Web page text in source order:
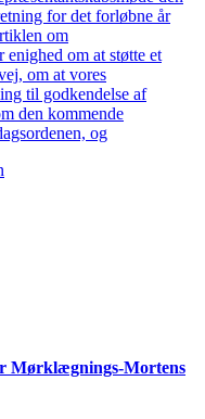
for det forløbne år
om
enighed om at støtte et
om at vores
til godkendelse af
den kommende
og
Mørklægnings-Mortens